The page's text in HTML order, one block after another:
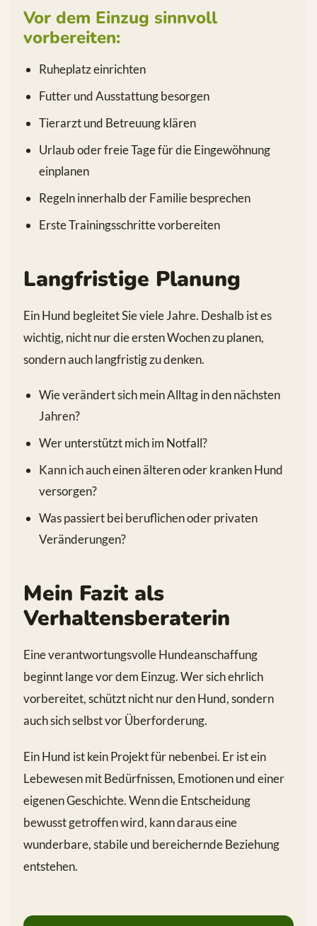
Vor dem Einzug sinnvoll
vorbereiten:
Ruheplatz einrichten
Futter und Ausstattung besorgen
Tierarzt und Betreuung klären
Urlaub oder freie Tage für die Eingewöhnung
einplanen
Regeln innerhalb der Familie besprechen
Erste Trainingsschritte vorbereiten
Langfristige Planung
Ein Hund begleitet Sie viele Jahre. Deshalb ist es
wichtig, nicht nur die ersten Wochen zu planen,
sondern auch langfristig zu denken.
Wie verändert sich mein Alltag in den nächsten
Jahren?
Wer unterstützt mich im Notfall?
Kann ich auch einen älteren oder kranken Hund
versorgen?
Was passiert bei beruflichen oder privaten
Veränderungen?
Mein Fazit als
Verhaltensberaterin
Eine verantwortungsvolle Hundeanschaffung
beginnt lange vor dem Einzug. Wer sich ehrlich
vorbereitet, schützt nicht nur den Hund, sondern
auch sich selbst vor Überforderung.
Ein Hund ist kein Projekt für nebenbei. Er ist ein
Lebewesen mit Bedürfnissen, Emotionen und einer
eigenen Geschichte. Wenn die Entscheidung
bewusst getroffen wird, kann daraus eine
wunderbare, stabile und bereichernde Beziehung
entstehen.